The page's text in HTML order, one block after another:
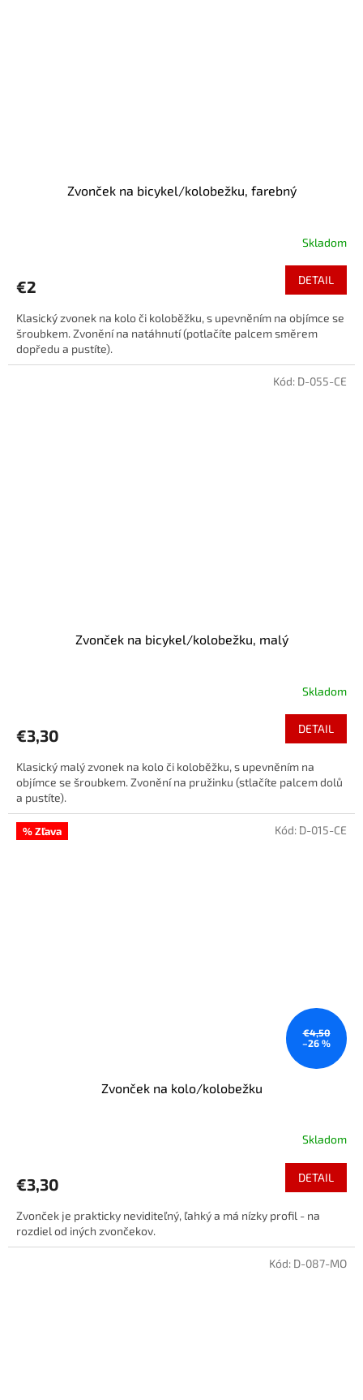
Zvonček na bicykel/kolobežku, farebný
Skladom
€2 DETAIL
Klasický zvonek na kolo či koloběžku, s upevněním na objímce se
šroubkem. Zvonění na natáhnutí (potlačíte palcem směrem
dopředu a pustíte).
Zvonček na bicykel/kolobežku, malý
Skladom
€3,30 DETAIL
Klasický malý zvonek na kolo či koloběžku, s upevněním na
objímce se šroubkem. Zvonění na pružinku (stlačíte palcem dolů
a pustíte).
Kód: D-055-CE
% Zľava
€4,50
–26 %
Zvonček na kolo/kolobežku
Skladom
€3,30 DETAIL
Zvonček je prakticky neviditeľný, ľahký a má nízky profil - na
rozdiel od iných zvončekov.
Kód: D-015-CE
Kód: D-087-MO